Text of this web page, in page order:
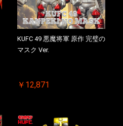
KUFC 49 悪魔将軍 原作 完璧の
マスク Ver.
￥12,871